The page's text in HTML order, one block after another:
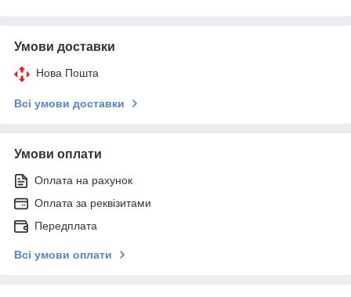
Умови доставки
Нова Пошта
Всі умови доставки
Умови оплати
Оплата на рахунок
Оплата за реквізитами
Передплата
Всі умови оплати